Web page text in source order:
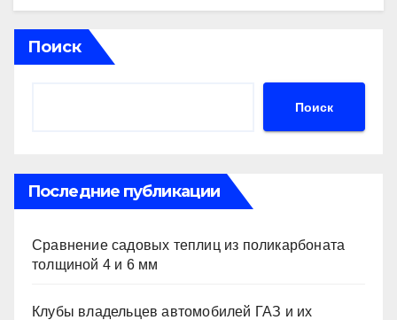
at
s
A
e
gr
a
er
n
ki
р
ть
Поиск
Поиск
Последние публикации
Сравнение садовых теплиц из поликарбоната
толщиной 4 и 6 мм
Клубы владельцев автомобилей ГАЗ и их